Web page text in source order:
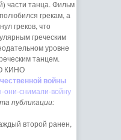
части танца. Фильм
грекам, а
греков, что
греческим
уровне
танцем.
КИНО
войны
публикации:
второй ранен,